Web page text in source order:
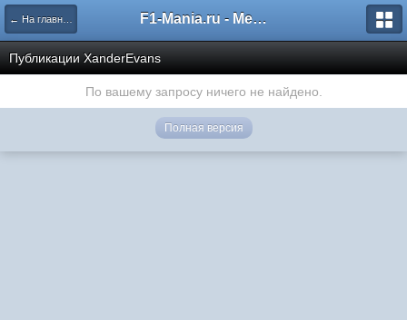
← На главную F1-Mania.ru - Международный чемпионат по симрейсингу
Публикации XanderEvans
По вашему запросу ничего не найдено.
Полная версия